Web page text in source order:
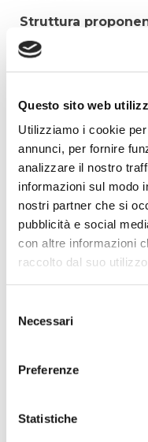
Questo sito web
Utilizziamo i cookie
annunci, per fornire
analizzare il nostro
informazioni sul modo
nostri partner che si
pubblicità e social
con altre informazioni
raccolto dal suo
delNecessari
Preferenze
Statistiche
Struttura
'Irisacqua srl P.I./
Tecnico
INCARICO DI CSE
SOLLEVAMENTO DI
Elenco operatori
Procedura di
Affidamento ai
Aziendale per
comma 7 d.lgs. 163/
Aggiudicatario
315,0000
pronta